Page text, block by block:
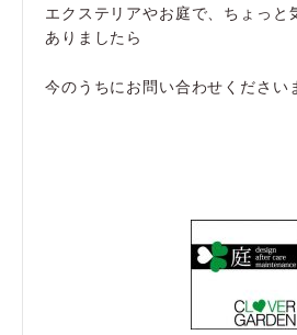
エクステリアやお庭で、ちょっと
ありましたら
今のうちにお問い合わせください